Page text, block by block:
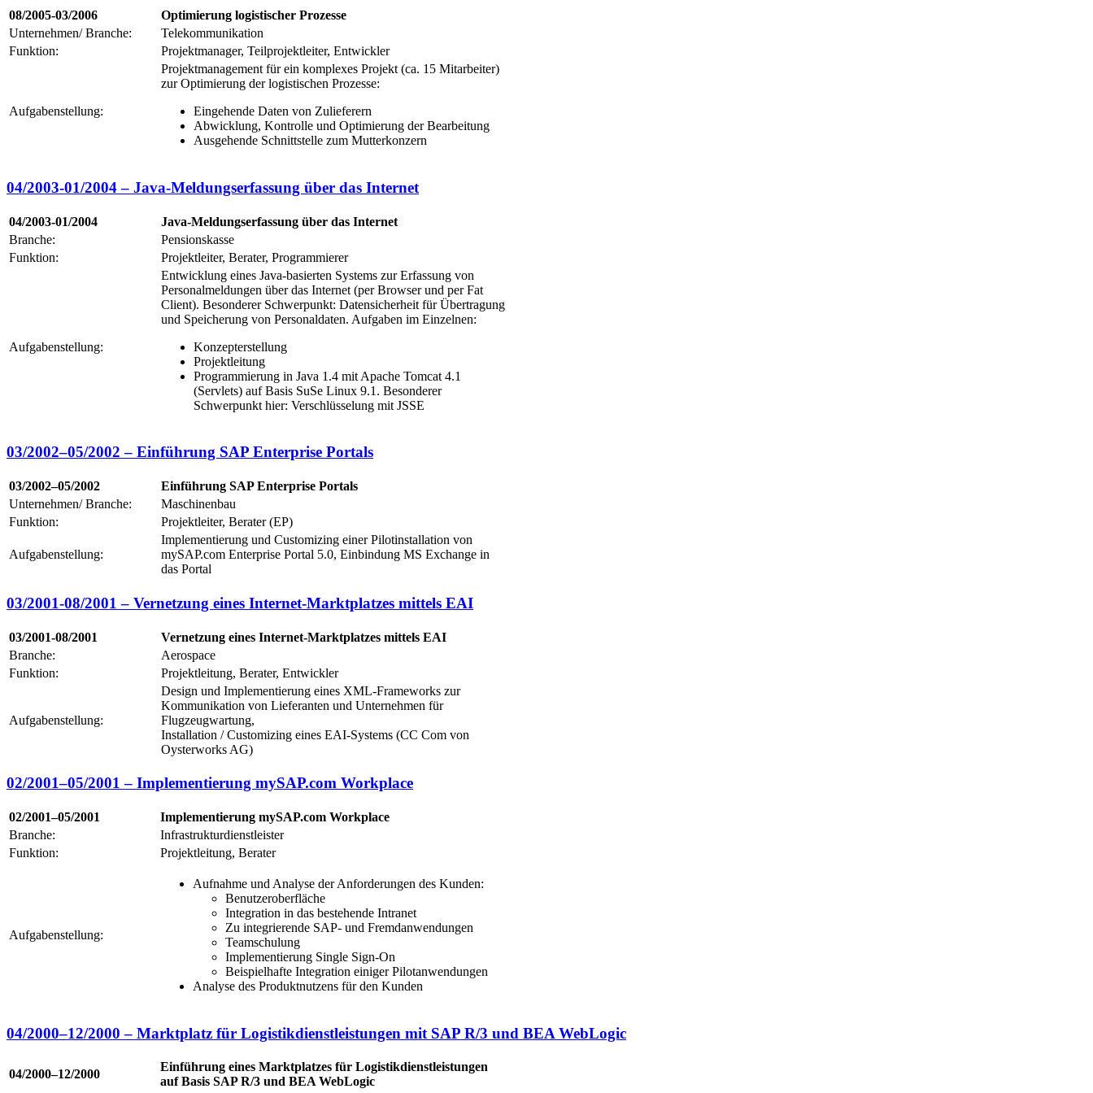
08/2005-03/2006
Optimierung logistischer Prozesse
Unternehmen/ Branche:
Telekommunikation
Funktion:
Projektmanager, Teilprojektleiter, Entwickler
Aufgabenstellung:
Projektmanagement für ein komplexes Projekt (ca. 15 Mitarbeiter)
zur Optimierung der logistischen Prozesse:
Eingehende Daten von Zulieferern
Abwicklung, Kontrolle und Optimierung der Bearbeitung
Ausgehende Schnittstelle zum Mutterkonzern
04/2003-01/2004 – Java-Meldungserfassung über das Internet
04/2003-01/2004
Java-Meldungserfassung über das Internet
Branche:
Pensionskasse
Funktion:
Projektleiter, Berater, Programmierer
Aufgabenstellung:
Entwicklung eines Java-basierten Systems zur Erfassung von
Personalmeldungen über das Internet (per Browser und per Fat
Client). Besonderer Schwerpunkt: Datensicherheit für Übertragung
und Speicherung von Personaldaten. Aufgaben im Einzelnen:
Konzepterstellung
Projektleitung
Programmierung in Java 1.4 mit Apache Tomcat 4.1
(Servlets) auf Basis SuSe Linux 9.1. Besonderer
Schwerpunkt hier: Verschlüsselung mit JSSE
03/2002–05/2002 – Einführung SAP Enterprise Portals
03/2002–05/2002
Einführung SAP Enterprise Portals
Unternehmen/ Branche:
Maschinenbau
Funktion:
Projektleiter, Berater (EP)
Aufgabenstellung:
Implementierung und Customizing einer Pilotinstallation von
mySAP.com Enterprise Portal 5.0, Einbindung MS Exchange in
das Portal
03/2001-08/2001 – Vernetzung eines Internet-Marktplatzes mittels EAI
03/2001-08/2001
Vernetzung eines Internet-Marktplatzes mittels EAI
Branche:
Aerospace
Funktion:
Projektleitung, Berater, Entwickler
Aufgabenstellung:
Design und Implementierung eines XML-Frameworks zur
Kommunikation von Lieferanten und Unternehmen für
Flugzeugwartung,
Installation / Customizing eines EAI-Systems (CC Com von
Oysterworks AG)
02/2001–05/2001 – Implementierung mySAP.com Workplace
02/2001–05/2001
Implementierung mySAP.com Workplace
Branche:
Infrastrukturdienstleister
Funktion:
Projektleitung, Berater
Aufgabenstellung:
Aufnahme und Analyse der Anforderungen des Kunden:
Benutzeroberfläche
Integration in das bestehende Intranet
Zu integrierende SAP- und Fremdanwendungen
Teamschulung
Implementierung Single Sign-On
Beispielhafte Integration einiger Pilotanwendungen
Analyse des Produktnutzens für den Kunden
04/2000–12/2000 – Marktplatz für Logistikdienstleistungen mit SAP R/3 und BEA WebLogic
04/2000–12/2000
Einführung eines Marktplatzes für Logistikdienstleistungen
auf Basis SAP R/3 und BEA WebLogic